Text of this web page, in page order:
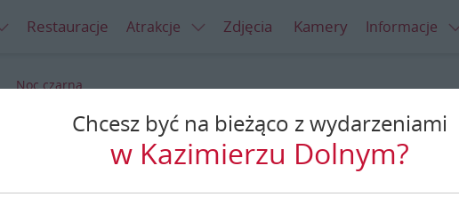
Restauracje Atrakcje Zdjęcia Kamery Informacje
Noc czarna
Noc czarna
Chcesz być na bieżąco z wydarzeniami
w Kazimierzu Dolnym?